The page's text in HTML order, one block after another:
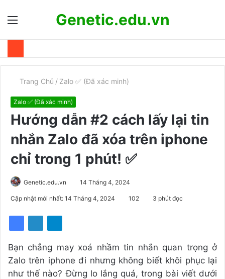
Genetic.edu.vn
Trang Chủ / Zalo ✅ (Đã xác minh)
Zalo ✅ (Đã xác minh)
Hướng dẫn #2 cách lấy lại tin
nhắn Zalo đã xóa trên iphone
chỉ trong 1 phút! ✅
Genetic.edu.vn 14 Tháng 4, 2024
Cập nhật mới nhất: 14 Tháng 4, 2024 102 3 phút đọc
Bạn chẳng may xoá nhầm tin nhắn quan trọng ở
Zalo trên iphone đi nhưng không biết khôi phục lại
như thế nào? Đừng lo lắng quá, trong bài viết dưới